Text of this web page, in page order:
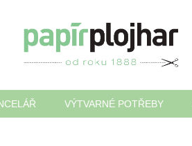
VÝTVARNÉ POTŘEBY